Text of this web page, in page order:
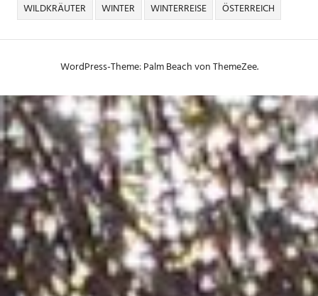
WILDKRÄUTER
WINTER WINTERREISE ÖSTERREICH
WordPress-Theme: Palm Beach von ThemeZee.